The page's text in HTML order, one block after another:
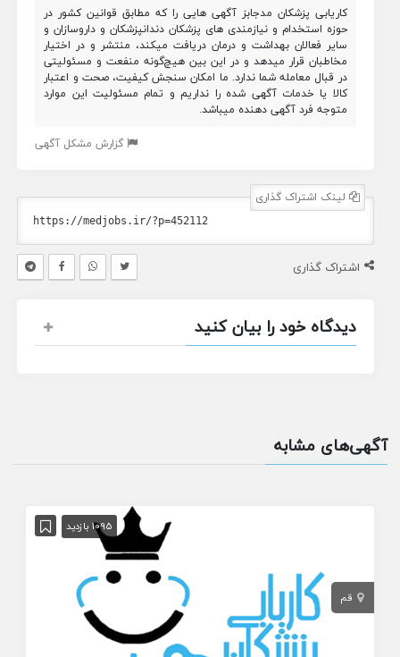
کاریابی پزشکان مدجابز آگهی هایی را که مطابق قوانین کشور در
حوزه استخدام و نیازمندی های پزشکان دندانپزشکان و داروسازان و
سایر فعالان بهداشت و درمان دریافت میکند، منتشر و در اختیار
مخاطبان قرار میدهد و در این بین هیچ‌گونه منفعت و مسئولیتی
در قبال معامله شما ندارد. ما امکان سنجش کیفیت، صحت و اعتبار
کالا یا خدمات آگهی شده را نداریم و تمام مسئولیت این موارد
متوجه فرد آگهی دهنده میباشد.
گزارش مشکل آگهی
لینک اشتراک گذاری
اشتراک گذاری
دیدگاه خود را بیان کنید
آگهی‌های مشابه
1095 بازدید
قم